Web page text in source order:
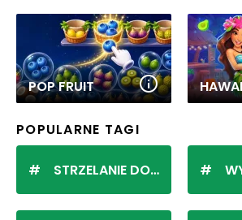
POP FRUIT
POPULARNE TAGI
STRZELANIE DO KULEK